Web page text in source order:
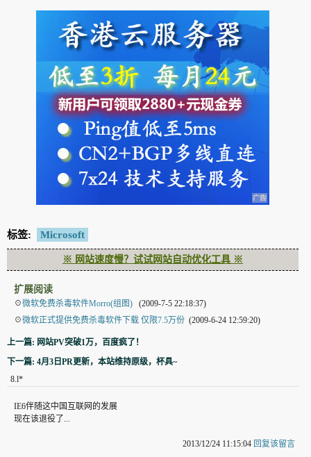
标签: Microsoft
※ 网站速度慢？试试网站自动优化工具 ※
扩展阅读
☉微软免费杀毒软件Morro(组图)
(2009-7-5 22:18:37)
☉微软正式提供免费杀毒软件下载 仅限7.5万份 (2009-6-24 12:59:20)
上一篇: 网站PV突破1万，百度疯了！
下一篇: 4月3日PR更新，本站维持原级，杯具~
8.l*
IE6伴随这中国互联网的发展
现在该退役了...
2013/12/24 11:15:04 回复该留言